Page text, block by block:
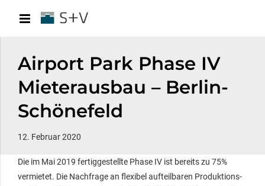
Airport Park Phase IV
Mieterausbau – Berlin-
Schönefeld
12. Februar 2020
Die im Mai 2019 fertiggestellte Phase IV ist bereits zu 75%
vermietet. Die Nachfrage an flexibel aufteilbaren Produktions-